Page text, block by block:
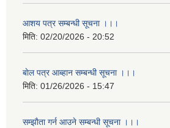
आशय पत्र सम्बन्धी सूचना ।।।
मिति: 02/20/2026 - 20:52
बाेल पत्र आब्हान सम्बन्धी सूचना ।।।
मिति: 01/26/2026 - 15:47
सम्झाैता गर्न आउने सम्बन्धी सूचना ।।।